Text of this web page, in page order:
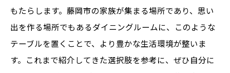
方
藤岡市の友人との楽しい時間を彩るテーブ
ル
エンターテイメントにも最適なダイニング
もたらします。藤岡市の家族が集まる場所であり、思い
出を作る場所でもあるダイニングルームに、このような
テーブルを置くことで、より豊かな生活環境が整いま
す。これまで紹介してきた選択肢を参考に、ぜひ自分に